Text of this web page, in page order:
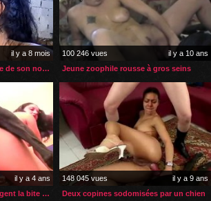
il y a 8 mois
L’éleveuse goute le sperme de son nouvel étalon
100 246 vues
il y a 10 ans
Jeune zoophile rousse à gros seins
il y a 4 ans
Deux copines qui se partagent la bite et le sperme du chien
148 045 vues
il y a 9 ans
Deux copines sodomisées par un chien